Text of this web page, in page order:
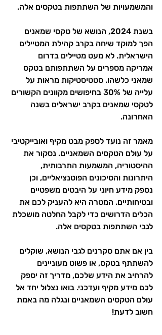
והמשמעויות של השתתפות בטקסים אלה.
בשנת 2024, הנושא של טקסי שמאנים
הפך למוקד שיחה בקרב קהילת המטיילים
הישראלית. לא מעט מטיילים בדרום
אמריקה מספרים על השתתפותם בטקס
שמאני כלשהו. סטטיסטיקות מראות על
עלייה של 30% בחיפושים מקוונים הקשורים
לטקסי שמאנים בקרב ישראלים בשנה
האחרונה.
מאמר זה נועד לספק מבט מקיף ואובייקטיבי
על עולם הטקסים השמאניים. נסקור את
ההיסטוריה, המשמעות התרבותית,
היתרונות והסיכונים הפוטנציאליים, וכן
נספק מידע חיוני על היבטים משפטיים
ובטיחותיים. המטרה היא להעניק לכם את
הכלים הדרושים כדי לקבל החלטה מושכלת
לגבי השתתפות בטקסים אלה.
בין אם אתם סקרנים לגבי הנושא, שוקלים
להשתתף בטקס, או פשוט מעוניינים
להרחיב את הידע שלכם, מדריך זה יספק
לכם מידע מקיף ועדכני. בואו נצלול יחד אל
עולם הטקסים השמאניים ונגלה מה באמת
חשוב לדעת!